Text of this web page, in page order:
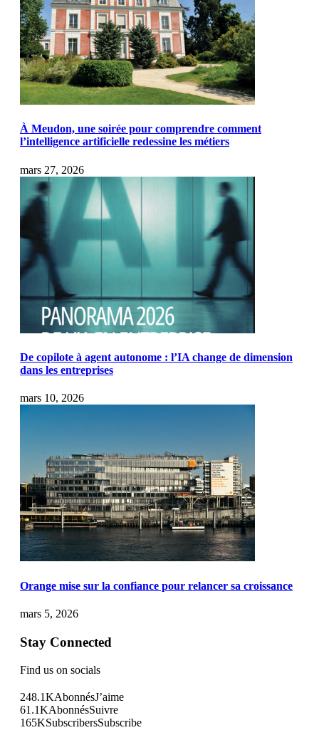
À Meudon, une soirée pour comprendre comment
l’intelligence artificielle redessine les métiers
mars 27, 2026
De copilote à agent autonome : l’IA change de dimension
dans les entreprises
mars 10, 2026
Orange mise sur la confiance pour relancer sa croissance
mars 5, 2026
Stay Connected
Find us on socials
248.1KAbonnésJ’aime
61.1KAbonnésSuivre
165KSubscribersSubscribe